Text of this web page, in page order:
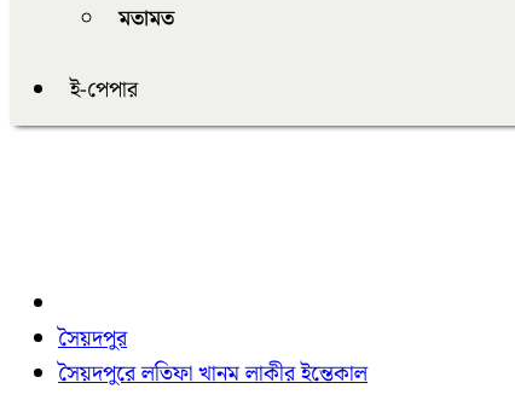
মতামত
ই-পেপার
সৈয়দপুর
সৈয়দপুরে লতিফা খানম লাকীর ইন্তেকাল